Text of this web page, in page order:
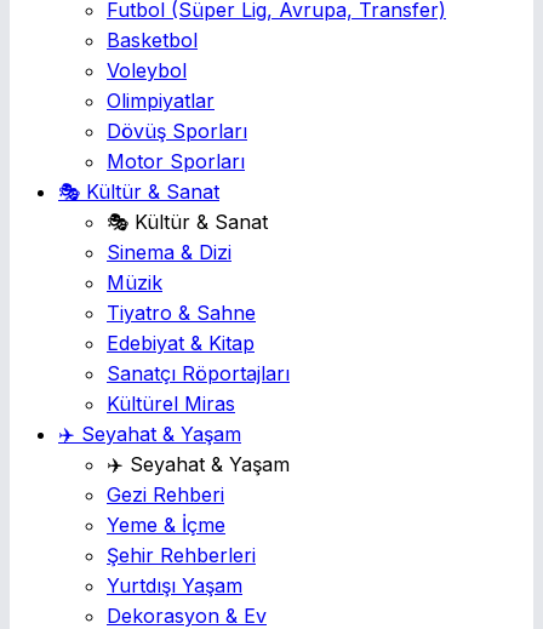
Futbol (Süper Lig, Avrupa, Transfer)
Basketbol
Voleybol
Olimpiyatlar
Dövüş Sporları
Motor Sporları
🎭 Kültür & Sanat
🎭 Kültür & Sanat
Sinema & Dizi
Müzik
Tiyatro & Sahne
Edebiyat & Kitap
Sanatçı Röportajları
Kültürel Miras
✈️ Seyahat & Yaşam
✈️ Seyahat & Yaşam
Gezi Rehberi
Yeme & İçme
Şehir Rehberleri
Yurtdışı Yaşam
Dekorasyon & Ev